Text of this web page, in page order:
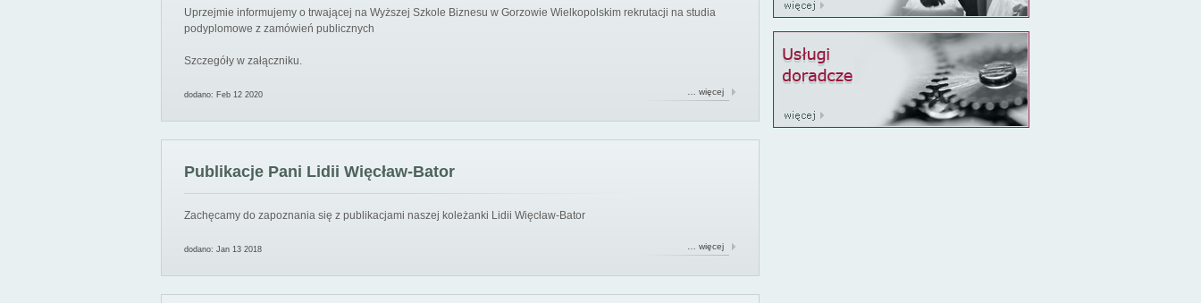
Uprzejmie informujemy o trwającej na Wyższej Szkole Biznesu w Gorzowie Wielkopolskim rekrutacji na studia
podyplomowe z zamówień publicznych
Szczegóły w załączniku.
dodano: Feb 12 2020 … więcej
Publikacje Pani Lidii Więcław-Bator
Zachęcamy do zapoznania się z publikacjami naszej koleżanki Lidii Więcław-Bator
dodano: Jan 13 2018 … więcej